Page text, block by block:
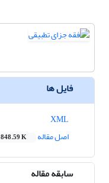
فایل ها
اصل مقاله
848.59 K
سابقه مقاله